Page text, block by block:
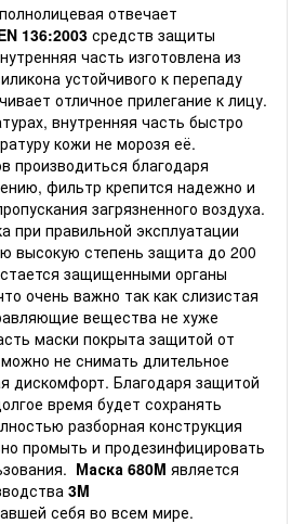
отвечает
136:2003 средств защиты
часть изготовлена из
устойчивого к перепаду
отличное прилегание к лицу.
внутренняя часть быстро
кожи не морозя её.
производиться благодаря
фильтр крепится надежно и
загрязненного воздуха.
при правильной эксплуатации
высокую степень защита до 200
защищенными органы
очень важно так как слизистая
вещества не хуже
маски покрыта защитой от
не снимать длительное
дискомфорт. Благодаря защитой
время будет сохранять
разборная конструкция
промыть и продезинфицировать
Маска 680M является
3M
себя во всем мире.